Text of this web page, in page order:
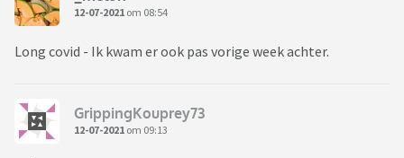
12-07-2021 om 08:54
Long covid - Ik kwam er ook pas vorige week achter.
GrippingKouprey73
12-07-2021 om 09:13